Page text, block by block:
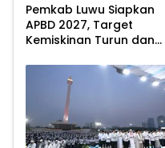
Pemkab Luwu Siapkan
APBD 2027, Target
Kemiskinan Turun dan
Persen